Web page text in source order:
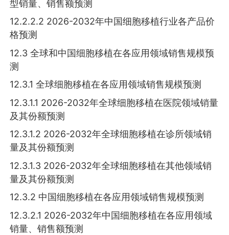
型销量、销售额预测
12.2.2.2 2026-2032年中国细胞移植行业各产品价
格预测
12.3 全球和中国细胞移植在各应用领域销售规模预
测
12.3.1 全球细胞移植在各应用领域销售规模预测
12.3.1.1 2026-2032年全球细胞移植在医院领域销量
及其份额预测
12.3.1.2 2026-2032年全球细胞移植在诊所领域销
量及其份额预测
12.3.1.3 2026-2032年全球细胞移植在其他领域销
量及其份额预测
12.3.2 中国细胞移植在各应用领域销售规模预测
12.3.2.1 2026-2032年中国细胞移植在各应用领域
销量、销售额预测